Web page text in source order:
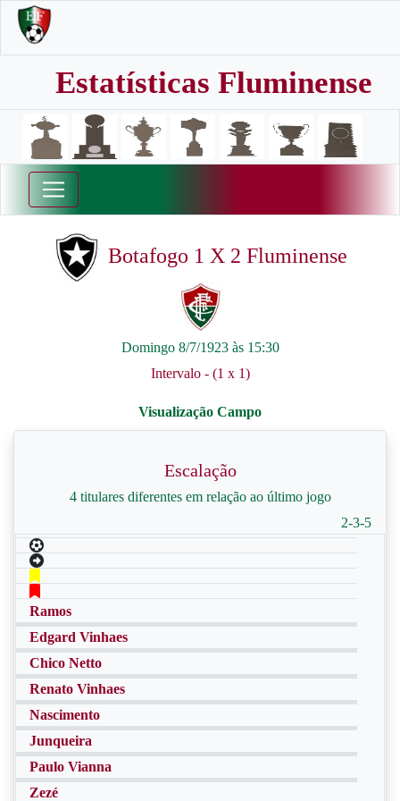
Estatísticas Fluminense
Botafogo 1 X 2 Fluminense
Domingo 8/7/1923 às 15:30
Intervalo - (1 x 1)
Escalação
4 titulares diferentes em relação ao último jogo
2-3-5
Ramos
Edgard Vinhaes
Chico Netto
Renato Vinhaes
Nascimento
Junqueira
Paulo Vianna
Zezé